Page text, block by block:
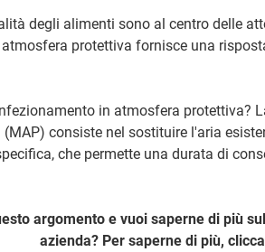
degli alimenti sono al centro delle
protettiva fornisce una
in atmosfera protettiva?
consiste nel sostituire l'aria
che permette una durata di
argomento e vuoi saperne di più
azienda? Per saperne di più,